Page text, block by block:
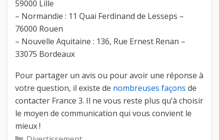
59000 Lille
– Normandie : 11 Quai Ferdinand de Lesseps –
76000 Rouen
– Nouvelle Aquitaine : 136, Rue Ernest Renan –
33075 Bordeaux
Pour partager un avis ou pour avoir une réponse à
votre question, il existe de nombreuses façons de
contacter France 3. Il ne vous reste plus qu’à choisir
le moyen de communication qui vous convient le
mieux !
Catégories